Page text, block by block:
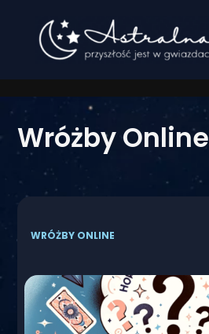
Wróżby Online
WRÓŻBY ONLINE